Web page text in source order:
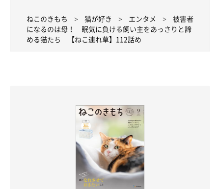
ねこのきもち 猫が好き エンタメ
被害者
になるのは母！ 眠気に負ける飼い主をあっさりと諦
める猫たち 【ねこ連れ草】112話め